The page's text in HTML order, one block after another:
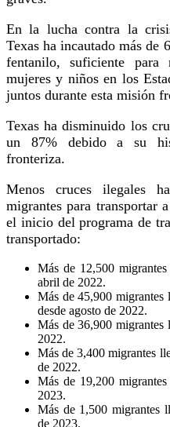
En la lucha contra la
Texas ha incautado más de
fentanilo, suficiente
mujeres y niños en los
juntos durante esta misión
Texas ha disminuido los
un 87% debido a su
fronteriza.
Menos cruces ilegales
migrantes para transportar
el inicio del programa de
transportado:
Más de 12,500
abril de 2022.
Más de 45,900
desde agosto de 2022.
Más de 36,900 migrantes
2022.
Más de 3,400 migrantes
de 2022.
Más de 19,200
2023.
Más de 1,500 migrantes
de 2023.